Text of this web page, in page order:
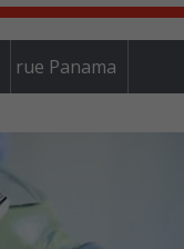
rue Panama